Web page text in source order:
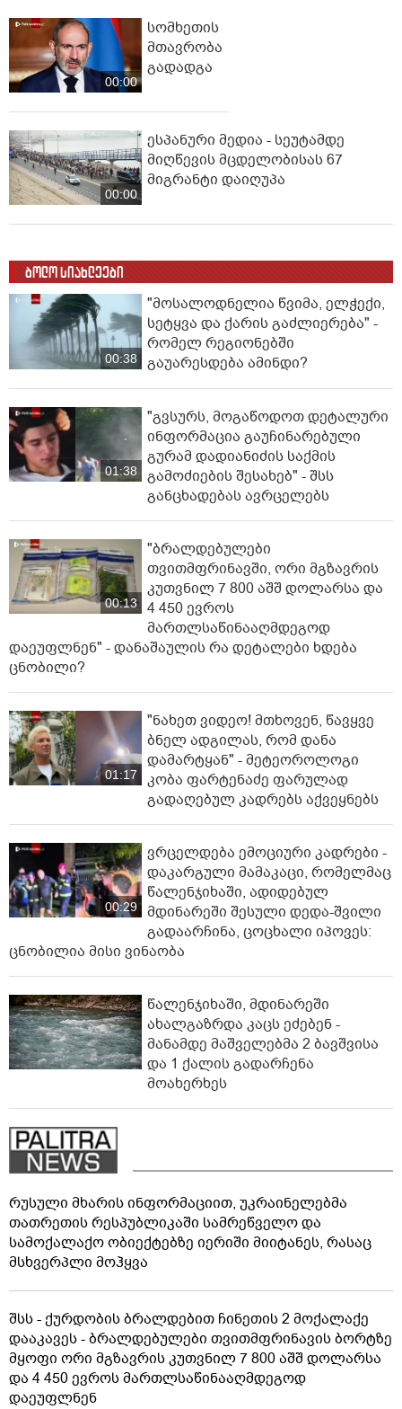
00:00
სომხეთის
მთავრობა
გადადგა
00:00
ესპანური მედია - სეუტამდე
მიღწევის მცდელობისას 67
მიგრანტი დაიღუპა
ბოლო სიახლეები
00:38
"მოსალოდნელია წვიმა, ელ­ჭე­ქი,
სე­ტყვა და ქა­რის გაძ­ლი­ე­რე­ბა" -
რომელ რეგიონებში
გაუარესდება ამინდი?
01:38
"გვსურს, მოგაწოდოთ დეტალური
ინფორმაცია გაუჩინარებული
გურამ დადიანიძის საქმის
გამოძიების შესახებ" - შსს
განცხადებას ავრცელებს
00:13
"ბრალდებულები
თვითმფრინავში, ორი მგზავრის
კუთვნილ 7 800 აშშ დოლარსა და
4 450 ევროს
მართლსაწინააღმდეგოდ
დაეუფლნენ" - დანაშაულის რა დეტალები ხდება
ცნობილი?
01:17
"ნახეთ ვიდეო! მთხოვენ, წავყვე
ბნელ ადგილას, რომ დანა
დამარტყან" - მეტეოროლოგი
კობა ფარტენაძე ფარულად
გადაღებულ კადრებს აქვეყნებს
00:29
ვრცელდება ემოციური კადრები -
დაკარგული მამაკაცი, რომელმაც
წალენჯიხაში, ადიდებულ
მდინარეში შესული დედა-შვილი
გადაარჩინა, ცოცხალი იპოვეს:
ცნობილია მისი ვინაობა
წალენჯიხაში, მდინარეში
ახალგაზრდა კაცს ეძებენ -
მანამდე მაშველებმა 2 ბავშვისა
და 1 ქალის გადარჩენა
მოახერხეს
რუსული მხარის ინფორმაციით, უკრაინელებმა
თათრეთის რესპუბლიკაში სამრეწველო და
სამოქალაქო ობიექტებზე იერიში მიიტანეს, რასაც
მსხვერპლი მოჰყვა
შსს - ქურდობის ბრალდებით ჩინეთის 2 მოქალაქე
დააკავეს - ბრალდებულები თვითმფრინავის ბორტზე
მყოფი ორი მგზავრის კუთვნილ 7 800 აშშ დოლარსა
და 4 450 ევროს მართლსაწინააღმდეგოდ
დაეუფლნენ